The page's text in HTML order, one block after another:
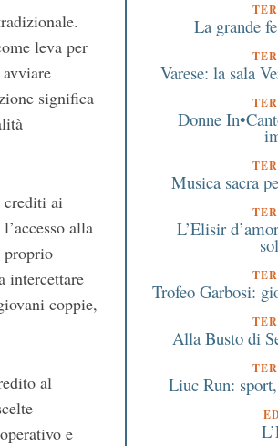
leva per
significa
crediti ai
alla
proprio
intercettare
coppie,
al
e
La grande
Varese: la sala
Donne
Musica sacra
L’Elisir
Trofeo Garbosi:
Alla Busto di
Liuc Run: